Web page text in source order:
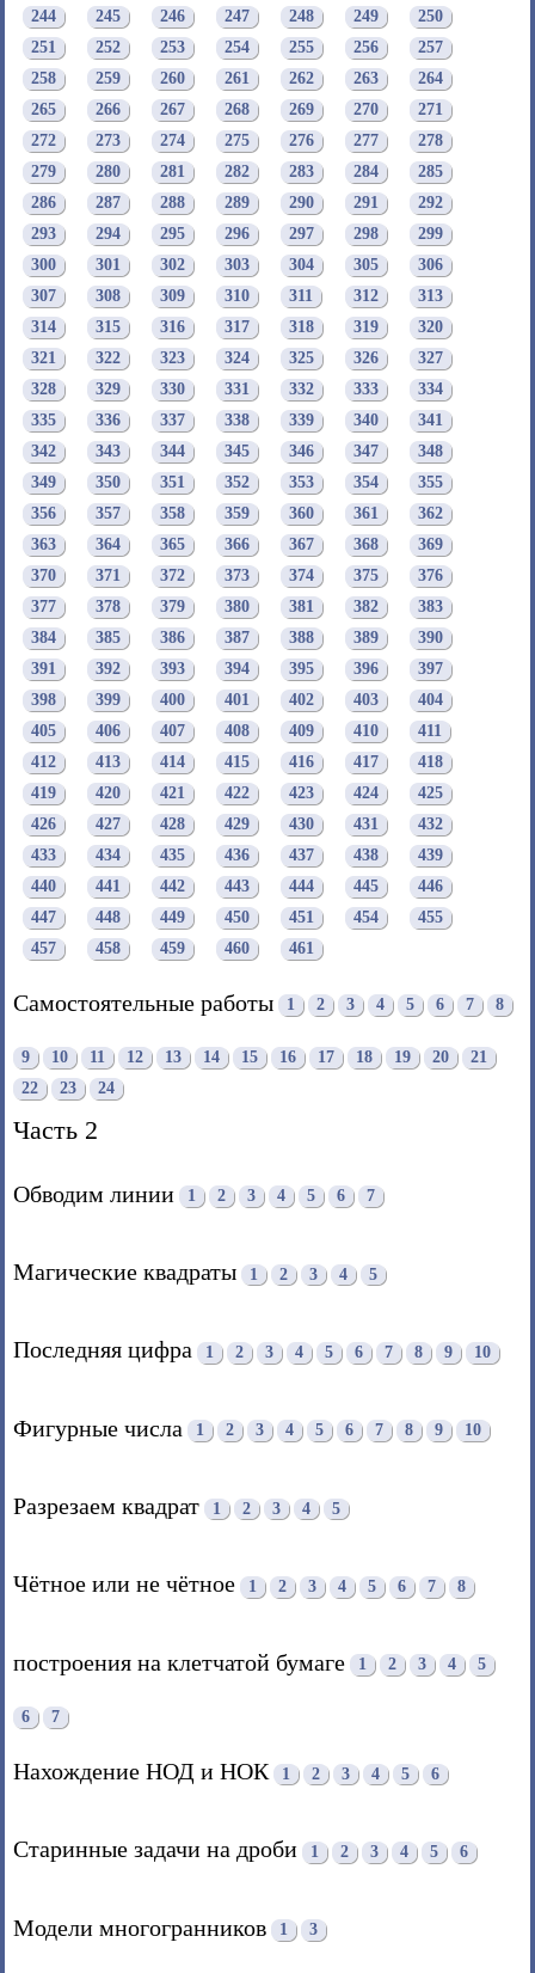
244
245 246 247 248 249
250
251
252 253 254 255 256
257
258
259 260 261 262 263
264
265
266 267 268 269 270
271
272
273 274 275 276 277
278
279
280 281 282 283 284
285
286
287 288 289 290 291
292
293
294 295 296 297 298
299
300
301 302 303 304 305
306
307
308 309 310 311 312
313
314
315 316 317 318 319
320
321
322 323 324 325 326
327
328
329 330 331 332 333
334
335
336 337 338 339 340
341
342
343 344 345 346 347
348
349
350 351 352 353 354
355
356
357 358 359 360 361
362
363
364 365 366 367 368
369
370
371 372 373 374 375
376
377
378 379 380 381 382
383
384
385 386 387 388 389
390
391
392 393 394 395 396
397
398
399 400 401 402 403
404
405
406 407 408 409 410
411
412
413 414 415 416 417
418
419
420 421 422 423 424
425
426
427 428 429 430 431
432
433
434 435 436 437 438
439
440
441 442 443 444 445
446
447
448 449 450 451 454
455
457
458 459 460 461
Самостоятельные работы 1 2 3 4 5 6 7 8
9 10 11 12 13 14 15 16 17 18 19 20
21
22
23 24
Часть 2
Обводим линии 1 2 3 4 5 6 7
Магические квадраты 1 2 3 4 5
Последняя цифра 1 2 3 4 5 6 7 8 9 10
Фигурные числа 1 2 3 4 5 6 7 8 9 10
Разрезаем квадрат 1 2 3 4 5
Чётное или не чётное 1 2 3 4 5 6 7 8
построения на клетчатой бумаге 1 2 3 4 5
6 7
Нахождение НОД и НОК 1 2 3 4 5 6
Старинные задачи на дроби 1 2 3 4 5 6
Модели многогранников 1 3